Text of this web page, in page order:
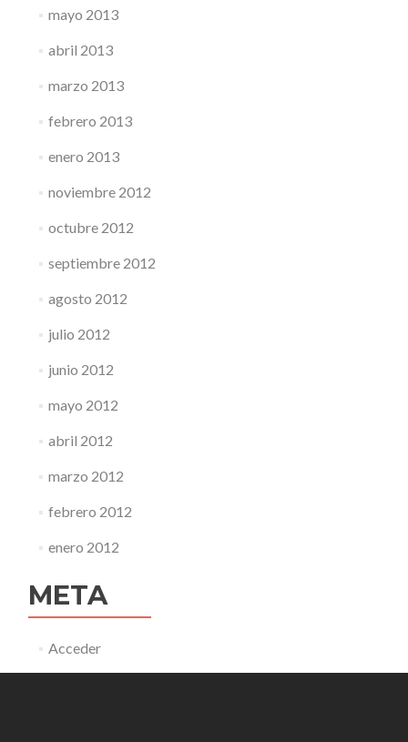
mayo 2013
abril 2013
marzo 2013
febrero 2013
enero 2013
noviembre 2012
octubre 2012
septiembre 2012
agosto 2012
julio 2012
junio 2012
mayo 2012
abril 2012
marzo 2012
febrero 2012
enero 2012
META
Acceder